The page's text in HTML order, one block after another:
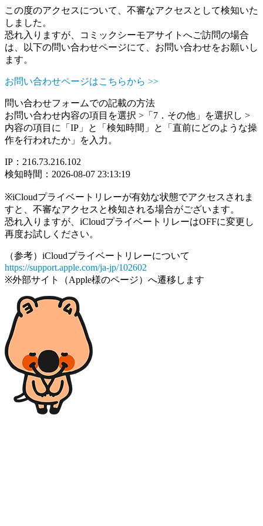
この度のアクセスについて、不審なアクセスとして検知いた
しました。
恐れ入りますが、コミックシーモアサイトへご訪問の場合
は、以下の問い合わせページにて、お問い合わせをお願いし
ます。
お問い合わせページはこちらから >>
問い合わせフォームでの記載の方法
お問い合わせ内容の項目を選択 >「7．その他」を選択し >
内容の項目に「IP」と「検知時間」と「直前にどのような操
作を行われたか」を入力。
IP：216.73.216.102
検知時間：2026-08-07 23:13:19
※iCloudプライベートリレーが有効な状態でアクセスされま
すと、不審なアクセスと検知される場合がございます。
恐れ入りますが、iCloudプライベートリレーはOFFに変更し
再度お試しください。
（参考）iCloudプライベートリレーについて
https://support.apple.com/ja-jp/102602
※外部サイト（Apple様のページ）へ遷移します